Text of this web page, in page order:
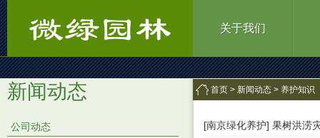
关于我们
新闻动态
公司动态
首页 > 新闻动态 > 养护知识
[南京绿化养护] 果树洪涝